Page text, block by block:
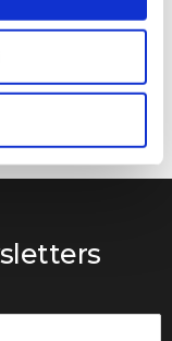
Denis Basin.
e questo ci ha